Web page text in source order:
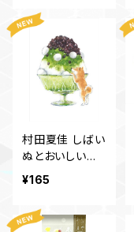
村田夏佳 しばい
ぬとおいしい夏
ﾎﾟｽﾄｶｰﾄﾞ PS-1
¥165